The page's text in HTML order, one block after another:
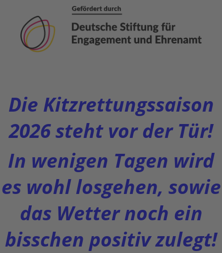
Die Kitzrettungssaison
2026 steht vor der Tür!
In wenigen Tagen wird
es wohl losgehen, sowie
das Wetter noch ein
bisschen positiv zulegt!